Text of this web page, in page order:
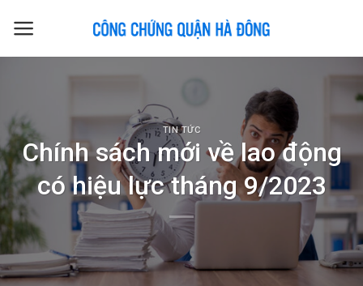
TIN TỨC
Chính sách mới về lao động
có hiệu lực tháng 9/2023